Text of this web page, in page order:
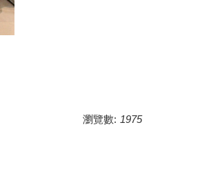
瀏覽數: 1975